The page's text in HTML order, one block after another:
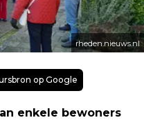
rheden.nieuws.nl
op Google
enkele bewoners